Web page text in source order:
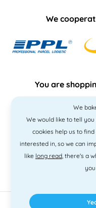
We
You are
2010 - 2026 © PNM
We
We would like to tell
cookies help us to
interested in, so we can
like long read, there's a